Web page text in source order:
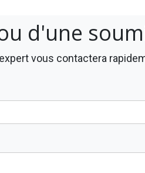
d'une
vous contactera